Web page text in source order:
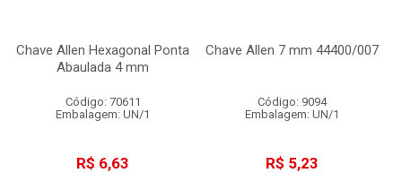
Chave Allen Hexagonal Ponta
Abaulada 4 mm
Código: 70611
Embalagem: UN/1
R$ 6,63
Chave Allen 7 mm 44400/007
Código: 9094
Embalagem: UN/1
R$ 5,23